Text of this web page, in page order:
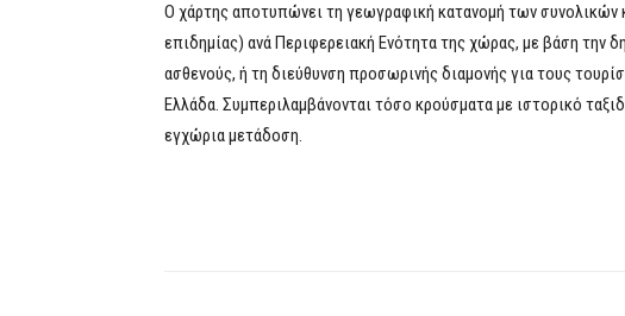
Ο χάρτης αποτυπώνει τη γεωγραφική κατανομή των συνολικών
επιδημίας) ανά Περιφερειακή Ενότητα της χώρας, με βάση την
ασθενούς, ή τη διεύθυνση προσωρινής διαμονής για τους
Ελλάδα. Συμπεριλαμβάνονται τόσο κρούσματα με ιστορικό
εγχώρια μετάδοση.